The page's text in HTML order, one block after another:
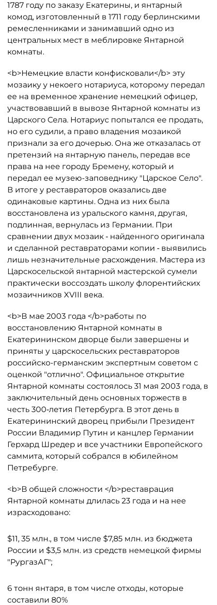
1787 году по заказу Екатерины, и янтарный
комод, изготовленный в 1711 году берлинскими
ремесленниками и занимавший одно из
центральных мест в меблировке Янтарной
комнаты.
<b>Немецкие власти конфисковали</b> эту
мозаику у некоего нотариуса, которому передал
ее на временное хранение немецкий офицер,
участвовавший в вывозе Янтарной комнаты из
Царского Села. Нотариус попытался ее продать,
но его судили, а право владения мозаикой
признали за его дочерью. Она же отказалась от
претензий на янтарную панель, передав все
права на нее городу Бремену, который и
передал ее музею-заповеднику "Царское Село".
В итоге у реставраторов оказались две
одинаковые картины. Одна из них была
восстановлена из уральского камня, другая,
подлинная, вернулась из Германии. При
сравнении двух мозаик ‑ найденного оригинала
и сделанной реставраторами копии ‑ выявились
лишь незначительные расхождения. Мастера из
Царскосельской янтарной мастерской сумели
практически воссоздать школу флорентийских
мозаичников XVIII века.
<b>В мае 2003 года </b>работы по
восстановлению Янтарной комнаты в
Екатерининском дворце были завершены и
приняты у царскосельских реставраторов
российско-германским экспертным советом с
оценкой "отлично". Официальное открытие
Янтарной комнаты состоялось 31 мая 2003 года, в
заключительный день основных торжеств в
честь 300‑летия Петербурга. В этот день в
Екатерининский дворец прибыли Президент
России Владимир Путин и канцлер Германии
Герхард Шредер и все участники Европейского
саммита, который собрался в юбилейном
Петребурге.
<b>В общей сложности </b>реставрация
Янтарной комнаты длилась 23 года и на нее
израсходовано:
$11, 35 млн., в том числе $7,85 млн. из бюджета
России и $3,5 млн. из средств немецкой фирмы
"РургазАГ";
6 тонн янтаря, в том числе отходы, которые
составили 80%